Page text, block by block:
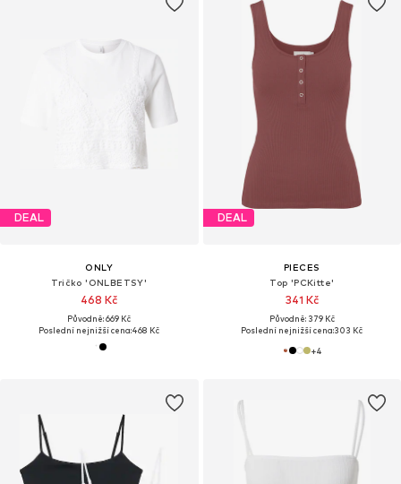
DEAL
ONLY
Tričko 'ONLBETSY'
468 Kč
Původně: 669 Kč
Poslední nejnižší cena:468 Kč
DEAL
PIECES
Top 'PCKitte'
341 Kč
Původně: 379 Kč
Poslední nejnižší cena:303 Kč
+4